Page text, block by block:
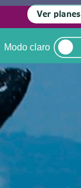
Ver planes
Modo claro